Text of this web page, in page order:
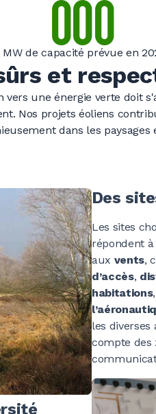
0
0
0
0
0
0
0
0
0
0
0
0
0
0
0
0
0
0
MW de capacité prévue en
et
une énergie verte doit
Nos projets éoliens
dans les
Des
Les sites
répondent
aux vents,
d’accès,
habitations
les diverses
compte des